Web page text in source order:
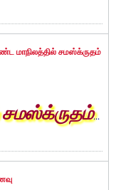
மாநிலத்தில் சமஸ்க்ருதம்
...